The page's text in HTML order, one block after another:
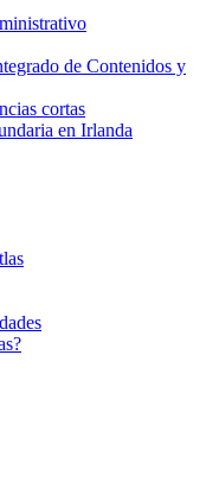
de Contenidos y
cortas
en Irlanda